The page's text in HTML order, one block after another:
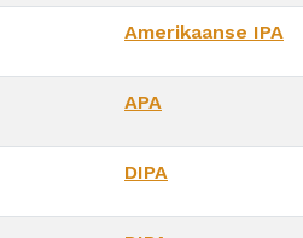
Amerikaanse IPA
APA
DIPA